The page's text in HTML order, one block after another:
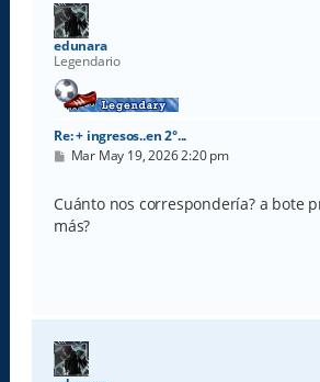
edunara
Legendario
Re: + ingresos..en 2°...
M
s
a
j
Mar May 19, 2026 2:20 pm
Cuánto nos correspondería? a bote
más?